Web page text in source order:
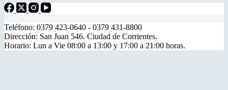
Teléfono: 0379 423-0640 - 0379 431-8800
Dirección: San Juan 546. Ciudad de Corrientes.
Horario: Lun a Vie 08:00 a 13:00 y 17:00 a 21:00 horas.